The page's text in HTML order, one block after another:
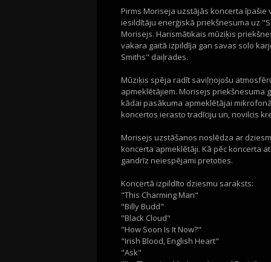
Pirms Moriseja uzstājās koncerta īpašie
iesildītāju enerģiskā priekšnesuma uz
Morisejs. Harismātikais mūziķis
vakara gaitā izpildīja gan savas solo
Smiths" daiļrades.
Mūziķis spēja radīt saviļņojošu
apmeklētājiem. Morisejs priekšnesuma
kādai pasākuma apmeklētājai
koncertos ierasto tradīciju un, novilcis
Morisejs uzstāšanos noslēdza ar
koncerta apmeklētāji. Kā pēc koncerta
gandrīz neiespējami pretoties.
Koncertā izpildīto dziesmu saraksts:
"This Charming Man"
"Billy Budd"
"Black Cloud"
"How Soon Is It Now?"
"Irish Blood, English Heart"
"Ask"